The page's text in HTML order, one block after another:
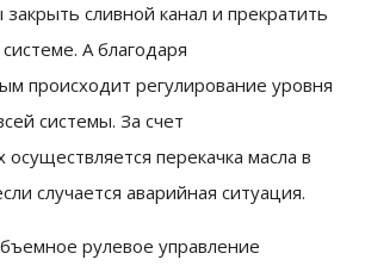
сливной канал и прекратить
А благодаря
происходит регулирование уровня
системы. За счет
перекачка масла в
случается аварийная ситуация.
рулевое управление